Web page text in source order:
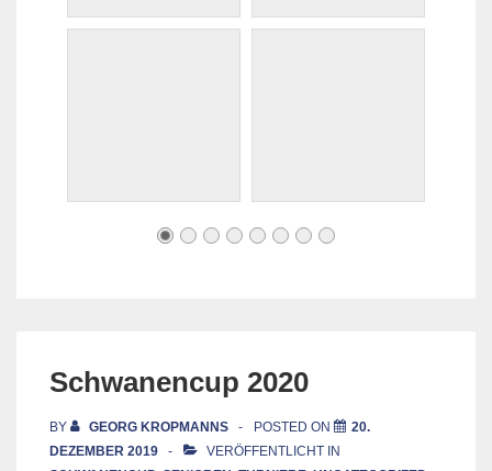
Schwanencup 2020
BY GEORG KROPMANNS POSTED ON
20.
DEZEMBER 2019
VERÖFFENTLICHT IN